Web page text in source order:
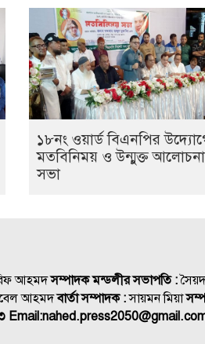
১৮নং ওয়ার্ড বিএনপির
মতবিনিময় ও উন্মুক্ত আলোচনা
সভা
আহমদসম্পাদক মন্ডলীর সভাপতি :
আহমদবার্তা সম্পাদক :সায়মন মিয়া
Email: